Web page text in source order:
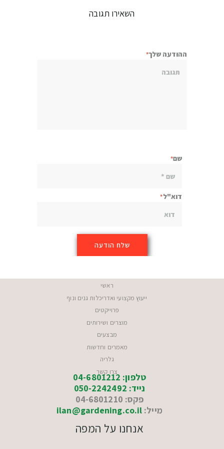
השאירו תגובה
ההודעה שלך
שם
דוא"ל
ראשי
ייעוץ מקצועי ואדריכלות גנים ונוף
פרוייקטים
מוצרים ושירותים
מבצעים
מאמרים וחדשות
גלריה
צרו קשר
טלפון: 04-6801212
נייד: 050-2242492
פקס: 04-6801210
מייל: ilan@gardening.co.il
אנחנו על המפה